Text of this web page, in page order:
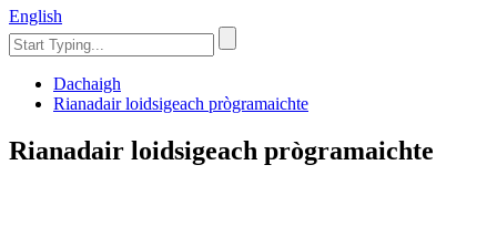
English
Dachaigh
Rianadair loidsigeach prògramaichte
Rianadair loidsigeach prògramaichte